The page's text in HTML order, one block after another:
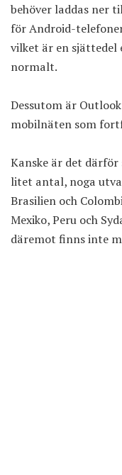
behöver laddas ner
för Android-
vilket är en sjättedel
normalt.
Dessutom är
mobilnäten som
Kanske är det
litet antal, noga
Brasilien och
Mexiko, Peru och
däremot finns inte